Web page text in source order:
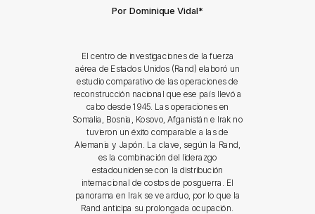
Por Dominique Vidal*
El centro de investigaciones de la fuerza
aérea de Estados Unidos (Rand) elaboró un
estudio comparativo de las operaciones de
reconstrucción nacional que ese país llevó a
cabo desde 1945. Las operaciones en
Somalia, Bosnia, Kosovo, Afganistán e Irak no
tuvieron un éxito comparable a las de
Alemania y Japón. La clave, según la Rand,
es la combinación del liderazgo
estadounidense con la distribución
internacional de costos de posguerra. El
panorama en Irak se ve arduo, por lo que la
Rand anticipa su prolongada ocupación.